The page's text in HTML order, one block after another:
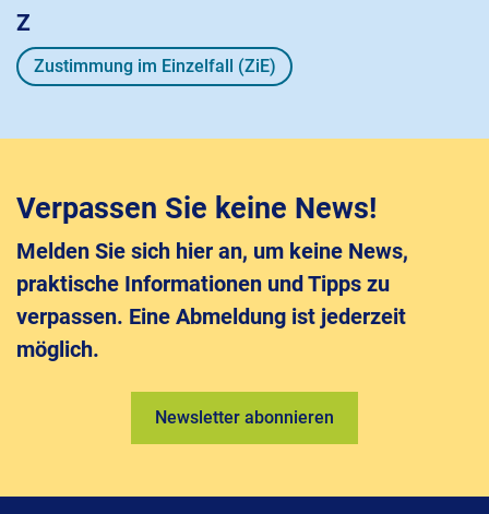
Z
Zustimmung im Einzelfall (ZiE)
Verpassen Sie keine News!
Melden Sie sich hier an, um keine News,
praktische Informationen und Tipps zu
verpassen. Eine Abmeldung ist jederzeit
möglich.
Newsletter abonnieren